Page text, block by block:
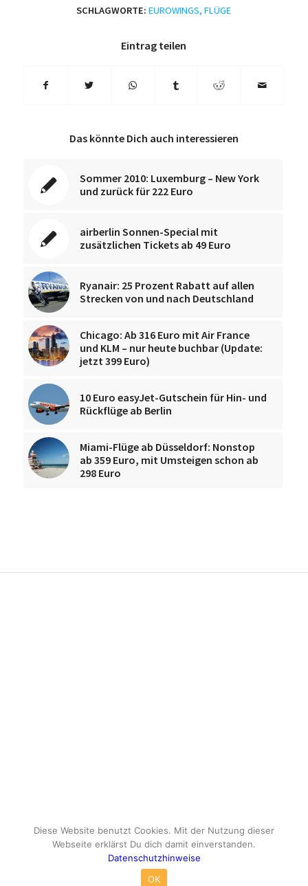
SCHLAGWORTE: EUROWINGS,FLÜGE
Eintrag teilen
Das könnte Dich auch interessieren
Sommer 2010: Luxemburg – New York
und zurück für 222 Euro
airberlin Sonnen-Special mit
zusätzlichen Tickets ab 49 Euro
Ryanair: 25 Prozent Rabatt auf allen
Strecken von und nach Deutschland
Chicago: Ab 316 Euro mit Air France
und KLM – nur heute buchbar (Update:
jetzt 399 Euro)
10 Euro easyJet-Gutschein für Hin- und
Rückflüge ab Berlin
Miami-Flüge ab Düsseldorf: Nonstop
ab 359 Euro, mit Umsteigen schon ab
298 Euro
© Copyright - travelox.de - Sebastian Tuke
Diese Website benutzt Cookies. Mit der Nutzung dieser
Webseite erklärst Du dich damit einverstanden.
Datenschutzhinweise
OK